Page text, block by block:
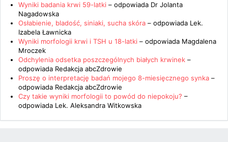
Wyniki badania krwi 59-latki – odpowiada Dr Jolanta
Nagadowska
Osłabienie, bladość, siniaki, sucha skóra – odpowiada Lek.
Izabela Ławnicka
Wyniki morfologii krwi i TSH u 18-latki – odpowiada Magdalena
Mroczek
Odchylenia odsetka poszczególnych białych krwinek –
odpowiada Redakcja abcZdrowie
Proszę o interpretację badań mojego 8-miesięcznego synka –
odpowiada Redakcja abcZdrowie
Czy takie wyniki morfologii to powód do niepokoju? –
odpowiada Lek. Aleksandra Witkowska